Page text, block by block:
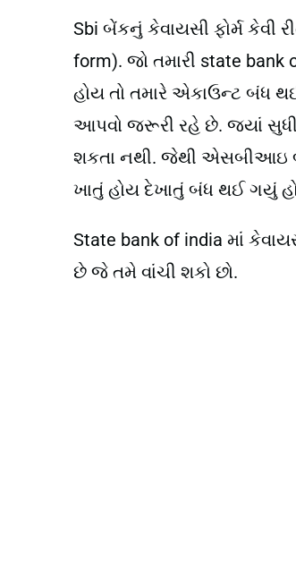
Sbi બેંકનું કેવાયસી ફોર્મ કેવી
form). જો તમારી state
હોય તો તમારે એકાઉન્ટ બંધ
આપવો જરૂરી રહે છે. જ્યાં સુધી
શકતા નથી. જેથી એસબીઆઇ
ખાતું હોય દેખાતું બંધ થઈ ગયું
State bank of india માં
છે જે તમે વાંચી શકો છો.